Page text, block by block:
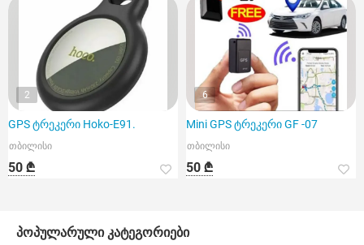
2
GPS ტრეკერი Hoko-E91.
თბილისი
50 ₾
6
Mini GPS ტრეკერი GF -07
თბილისი
50 ₾
პოპულარული კატეგორიები